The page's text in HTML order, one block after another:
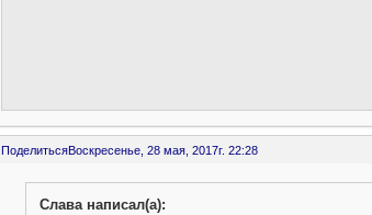
ПоделитьсяВоскресенье, 28 мая, 2017г. 22:28
Слава написал(а):